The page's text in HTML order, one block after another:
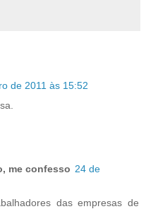
de 2011 às 15:52
me confesso 24 de
das empresas de